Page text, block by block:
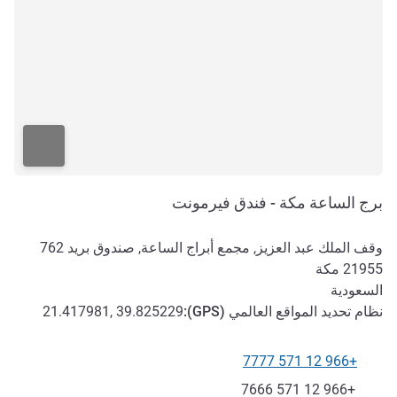
برج الساعة مكة - فندق فيرمونت
وقف الملك عبد العزيز, مجمع أبراج الساعة, صندوق بريد 762
21955 مكة
السعودية
نظام تحديد المواقع العالمي (GPS
):
21.417981, 39.825229
الهاتف
+966 12 571 7777
فاكس
+966 12 571 7666